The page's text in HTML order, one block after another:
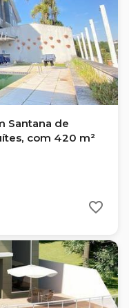
Santana de
com 420 m²